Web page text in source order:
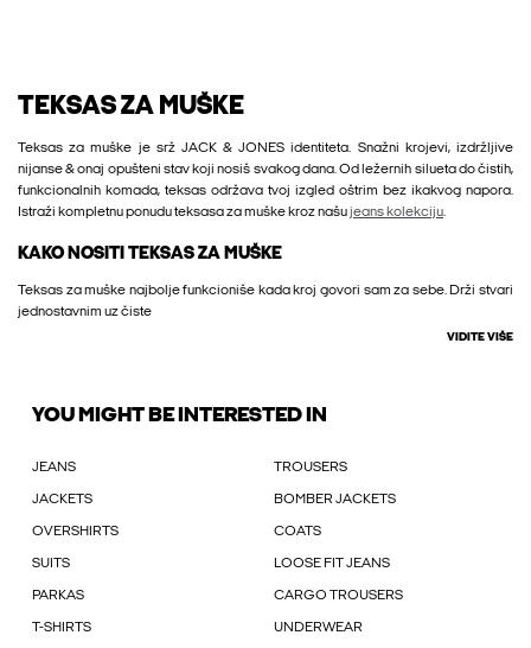
TEKSAS ZA MUŠKE
Teksas za muške je srž JACK & JONES identiteta. Snažni krojevi, izdržljive
nijanse & onaj opušteni stav koji nosiš svakog dana. Od ležernih silueta do čistih,
funkcionalnih komada, teksas održava tvoj izgled oštrim bez ikakvog napora.
Istraži kompletnu ponudu teksasa za muške kroz našujeans kolekciju.
KAKO NOSITI TEKSAS ZA MUŠKE
Teksas za muške najbolje funkcioniše kada kroj govori sam za sebe. Drži stvari
jednostavnim uz čiste
VIDITE VIŠE
YOU MIGHT BE INTERESTED IN
JEANS TROUSERS
JACKETS BOMBER JACKETS
OVERSHIRTS COATS
SUITS LOOSE FIT JEANS
PARKAS CARGO TROUSERS
T-SHIRTS UNDERWEAR